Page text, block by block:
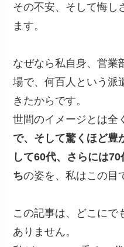
その不安、そして悔し
ます。
なぜなら私自身、営業
場で、何百人という派
きたからです。
世間のイメージとは全
で、そして驚くほど豊
して60代、さらには
ちの姿を、私はこの目
この記事は、どこにで
ありません。